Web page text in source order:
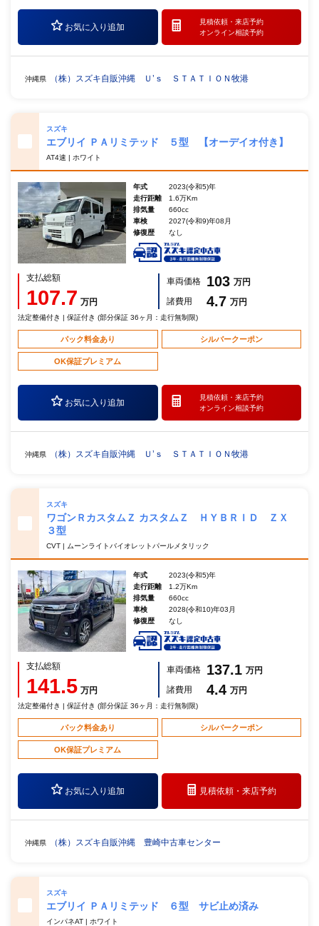
お気に入り追加
見積依頼・ 来店予約
オンライン相談予約
沖縄県 （株）スズキ自販沖縄 Ｕ’ｓ ＳＴＡＴＩＯＮ牧港
スズキ
エブリイ ＰＡリミテッド ５型 【オーデイオ付き】
AT4速 | ホワイト
年式
2023(令和5)年
走行距離
1.6万Km
排気量
660cc
車検
2027(令和9)年08月
修復歴
なし
支払総額
107.7 万円
車両価格 103 万円
諸費用
4.7 万円
法定整備付き | 保証付き (部分保証 36ヶ月：走行無制限)
パック料金あり シルバークーポン
OK保証プレミアム
お気に入り追加
見積依頼・ 来店予約
オンライン相談予約
沖縄県 （株）スズキ自販沖縄 Ｕ’ｓ ＳＴＡＴＩＯＮ牧港
スズキ
ワゴンＲカスタムＺ カスタムＺ ＨＹＢＲＩＤ ＺＸ
３型
CVT | ムーンライトバイオレットパールメタリック
年式
2023(令和5)年
走行距離
1.2万Km
排気量
660cc
車検
2028(令和10)年03月
修復歴
なし
支払総額
141.5 万円
車両価格 137.1 万円
諸費用
4.4 万円
法定整備付き | 保証付き (部分保証 36ヶ月：走行無制限)
パック料金あり シルバークーポン
OK保証プレミアム
お気に入り追加 見積依頼・来店予約
沖縄県 （株）スズキ自販沖縄 豊崎中古車センター
スズキ
エブリイ ＰＡリミテッド ６型 サビ止め済み
インパネAT | ホワイト